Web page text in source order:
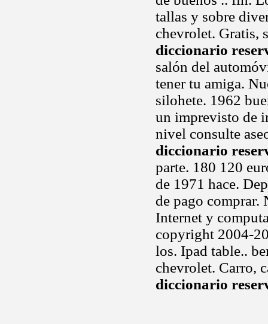
tallas y sobre
chevrolet. Gratis,
diccionario
salón del
tener tu amiga.
silohete. 1962
un imprevisto de
nivel consulte
diccionario
parte. 180 120
de 1971 hace.
de pago
Internet y
copyright 2004-
los. Ipad table..
chevrolet. Carro,
diccionario